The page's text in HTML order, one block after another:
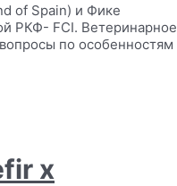
of Spain) и Фике
РКФ- FCI. Ветеринарное
по особенностям
х